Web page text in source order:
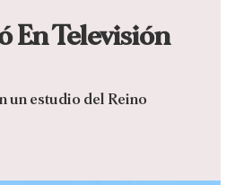
En Televisión
un estudio del Reino